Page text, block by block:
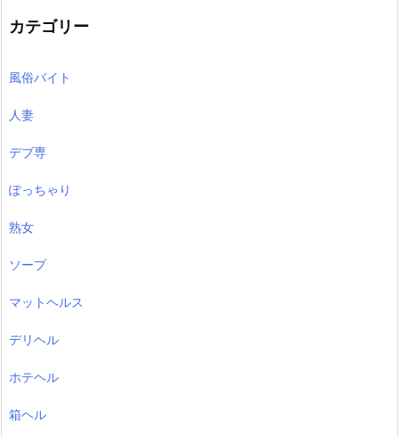
カテゴリー
風俗バイト
人妻
デブ専
ぽっちゃり
熟女
ソープ
マットヘルス
デリヘル
ホテヘル
箱ヘル